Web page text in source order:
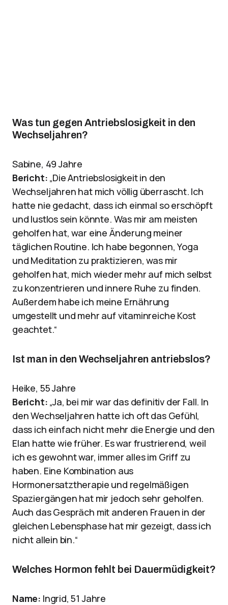
Was tun gegen Antriebslosigkeit in den
Wechseljahren?
Sabine, 49 Jahre
Bericht: „Die Antriebslosigkeit in den
Wechseljahren hat mich völlig überrascht. Ich
hatte nie gedacht, dass ich einmal so erschöpft
und lustlos sein könnte. Was mir am meisten
geholfen hat, war eine Änderung meiner
täglichen Routine. Ich habe begonnen, Yoga
und Meditation zu praktizieren, was mir
geholfen hat, mich wieder mehr auf mich selbst
zu konzentrieren und innere Ruhe zu finden.
Außerdem habe ich meine Ernährung
umgestellt und mehr auf vitaminreiche Kost
geachtet.“
Ist man in den Wechseljahren antriebslos?
Heike, 55 Jahre
Bericht: „Ja, bei mir war das definitiv der Fall. In
den Wechseljahren hatte ich oft das Gefühl,
dass ich einfach nicht mehr die Energie und den
Elan hatte wie früher. Es war frustrierend, weil
ich es gewohnt war, immer alles im Griff zu
haben. Eine Kombination aus
Hormonersatztherapie und regelmäßigen
Spaziergängen hat mir jedoch sehr geholfen.
Auch das Gespräch mit anderen Frauen in der
gleichen Lebensphase hat mir gezeigt, dass ich
nicht allein bin.“
Welches Hormon fehlt bei Dauermüdigkeit?
Name: Ingrid, 51 Jahre